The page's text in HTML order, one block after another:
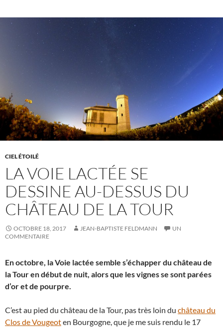
CIEL ÉTOILÉ
LA VOIE LACTÉE SE
DESSINE AU-DESSUS DU
CHÂTEAU DE LA TOUR
OCTOBRE 18, 2017 JEAN-BAPTISTE FELDMANN
UN
COMMENTAIRE
En octobre, la Voie lactée semble s’échapper du château de
la Tour en début de nuit, alors que les vignes se sont parées
d’or et de pourpre.
C’est au pied du château de la Tour, pas très loin du château du
Clos de Vougeoten Bourgogne, que je me suis rendu le 17